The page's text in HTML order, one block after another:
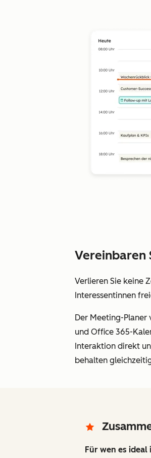
Vereinbaren
Verlieren Sie keine
Interessentinnen
Der Meeting-
und Office 365-
Interaktion direkt
behalten
Für wen es ideal